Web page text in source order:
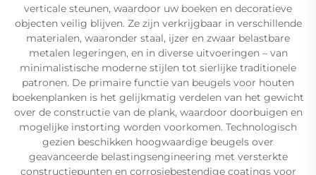
verticale steunen, waardoor uw boeken en decoratieve
objecten veilig blijven. Ze zijn verkrijgbaar in verschillende
materialen, waaronder staal, ijzer en zwaar belastbare
metalen legeringen, en in diverse uitvoeringen – van
minimalistische moderne stijlen tot sierlijke traditionele
patronen. De primaire functie van beugels voor houten
boekenplanken is het gelijkmatig verdelen van het gewicht
over de constructie van de plank, waardoor doorbuigen en
mogelijke instorting worden voorkomen. Technologisch
gezien beschikken hoogwaardige beugels over
geavanceerde belastingsengineering met versterkte
constructiepunten en corrosiebestendige coatings voor